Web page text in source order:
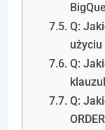
Q:
użyciu
Q:
Q: